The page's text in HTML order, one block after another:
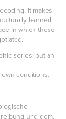
It makes
learned
in which these
series, but an
conditions.
und dem,